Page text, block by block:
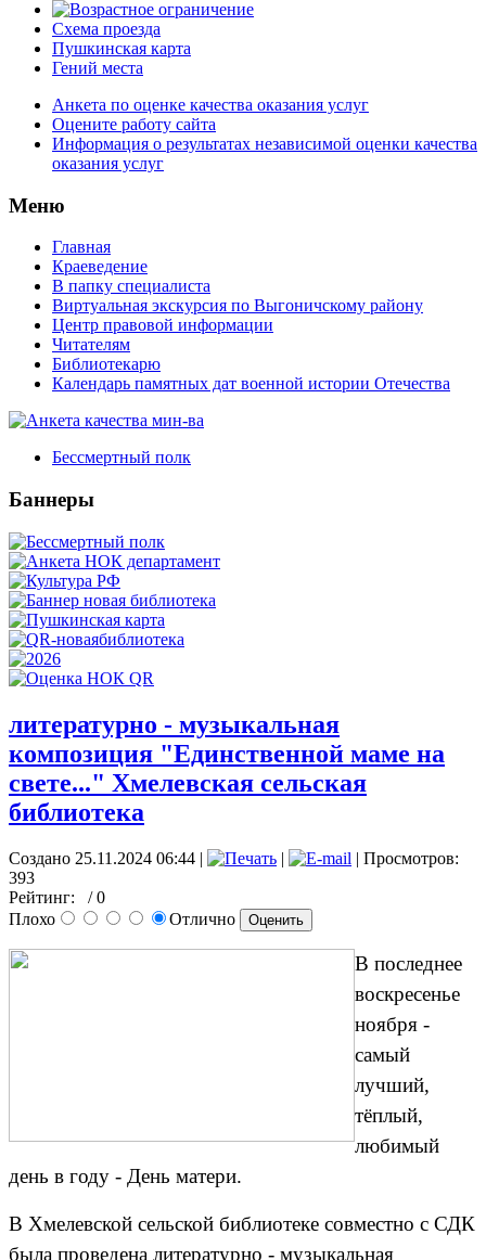
Схема проезда
Пушкинская карта
Гений места
Анкета по оценке качества оказания услуг
Оцените работу сайта
Информация о результатах независимой оценки качества
оказания услуг
Меню
Главная
Краеведение
В папку специалиста
Виртуальная экскурсия по Выгоничскому району
Центр правовой информации
Читателям
Библиотекарю
Календарь памятных дат военной истории Отечества
Бессмертный полк
Баннеры
литературно - музыкальная
композиция "Единственной маме на
свете..." Хмелевская сельская
библиотека
Создано 25.11.2024 06:44 | |
| Просмотров:
393
Рейтинг:
/ 0
Плохо
Отлично
В последнее
воскресенье
ноября -
самый
лучший,
тёплый,
любимый
день в году - День матери.
В Хмелевской сельской библиотеке совместно с СДК
была проведена литературно - музыкальная